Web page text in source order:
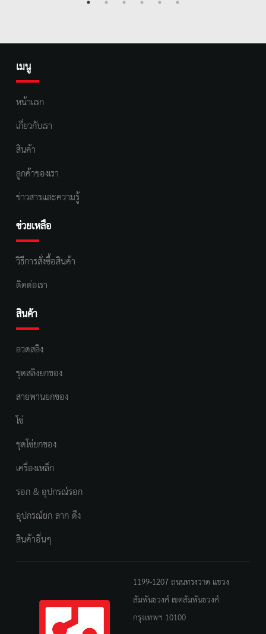
เมนู
หน้าแรก
เกี่ยวกับเรา
สินค้า
ลูกค้าของเรา
ข่าวสารและความรู้
ช่วยเหลือ
วิธีการสั่งซื้อสินค้า
ติดต่อเรา
สินค้า
ลวดสลิง
ชุดสลิงยกของ
สายพานยกของ
โซ่
ชุดโซ่ยกของ
เครื่องเหล็ก
รอก & อุปกรณ์รอก
อุปกรณ์ยก ลาก ดึง
สินค้าอื่นๆ
1199-1207 ถนนทรงวาด แขวง
สัมพันธวงศ์ เขตสัมพันธวงศ์
กรุงเทพฯ 10100